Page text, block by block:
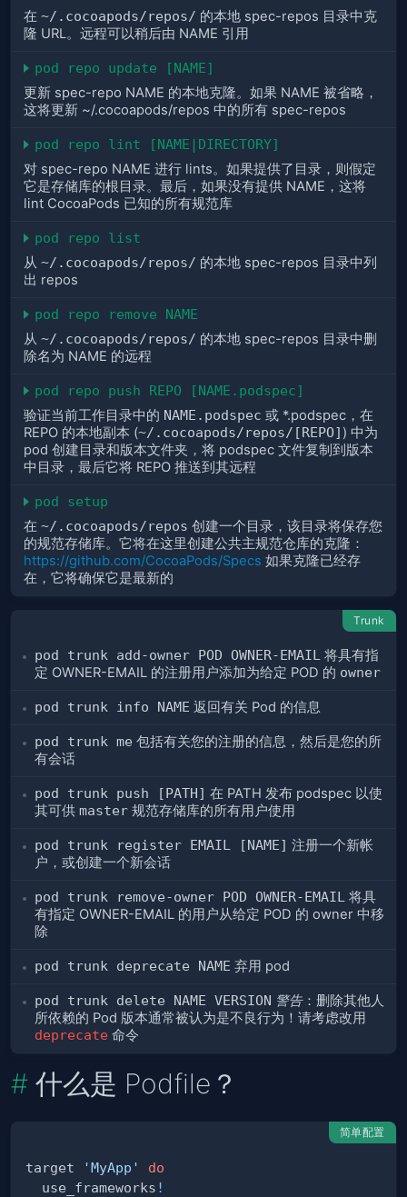
在 ~/.cocoapods/repos/ 的本地 spec-repos 目录中克
隆 URL。远程可以稍后由 NAME 引用
pod repo update [NAME]
更新 spec-repo NAME 的本地克隆。如果 NAME 被省略，
这将更新 ~/.cocoapods/repos 中的所有 spec-repos
pod repo lint [NAME|DIRECTORY]
对 spec-repo NAME 进行 lints。如果提供了目录，则假定
它是存储库的根目录。最后，如果没有提供 NAME，这将
lint CocoaPods 已知的所有规范库
pod repo list
从 ~/.cocoapods/repos/ 的本地 spec-repos 目录中列
出 repos
pod repo remove NAME
从 ~/.cocoapods/repos/ 的本地 spec-repos 目录中删
除名为 NAME 的远程
pod repo push REPO [NAME.podspec]
验证当前工作目录中的 NAME.podspec 或 *.podspec，在
REPO 的本地副本 (~/.cocoapods/repos/[REPO] ) 中为
pod 创建目录和版本文件夹，将 podspec 文件复制到版本
中目录，最后它将 REPO 推送到其远程
pod setup
在 ~/.cocoapods/repos 创建一个目录，该目录将保存您
的规范存储库。它将在这里创建公共主规范仓库的克隆：
https://github.com/CocoaPods/Specs 如果克隆已经存
在，它将确保它是最新的
Trunk
pod trunk add-owner POD OWNER-EMAIL 将具有指
定 OWNER-EMAIL 的注册用户添加为给定 POD 的 owner
pod trunk info NAME 返回有关 Pod 的信息
pod trunk me 包括有关您的注册的信息，然后是您的所
有会话
pod trunk push [PATH] 在 PATH 发布 podspec 以使
其可供 master 规范存储库的所有用户使用
pod trunk register EMAIL [NAME] 注册一个新帐
户，或创建一个新会话
pod trunk remove-owner POD OWNER-EMAIL 将具
有指定 OWNER-EMAIL 的用户从给定 POD 的 owner 中移
除
pod trunk deprecate NAME 弃用 pod
pod trunk delete NAME VERSION 警告：删除其他人
所依赖的 Pod 版本通常被认为是不良行为！请考虑改用
deprecate 命令
什么是 Podfile？
简单配置
target 'MyApp'
do
  use_frameworks
!